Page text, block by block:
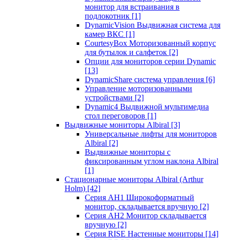
монитор для встраивания в
подлокотник [1]
DynamicVision Выдвижная система для
камер ВКС [1]
CourtesyBox Моторизованный корпус
для бутылок и салфеток [2]
Опции для мониторов серии Dynamic
[13]
DynamicShare система управления [6]
Управление моторизованными
устройствами [2]
Dynamic4 Выдвижной мультимедиа
стол переговоров [1]
Выдвижные мониторы Albiral [3]
Универсальные лифты для мониторов
Albiral [2]
Выдвижные мониторы с
фиксированным углом наклона Albiral
[1]
Стационарные мониторы Albiral (Arthur
Holm) [42]
Серия AH1 Широкоформатный
монитор, складывается вручную [2]
Серия AH2 Монитор складывается
вручную [2]
Серия RISE Настенные мониторы [14]